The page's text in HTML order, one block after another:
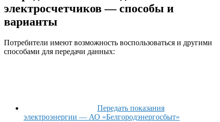
электросчетчиков — способы и
варианты
Потребители имеют возможность воспользоваться и другими
способами для передачи данных:
Передать показания
электроэнергии — АО «Белгородэнергосбыт»